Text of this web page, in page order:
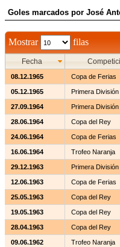
Goles marcados por José
Mostrar filas
Fecha
08.12.1965 Copa de Ferias
05.12.1965 Primera División
27.09.1964 Primera División
28.06.1964 Copa del Rey
24.06.1964 Copa de Ferias
16.06.1964 Trofeo Naranja
29.12.1963 Primera División
12.06.1963 Copa de Ferias
25.05.1963 Copa del Rey
19.05.1963 Copa del Rey
28.04.1963 Copa del Rey
09.06.1962 Trofeo Naranja